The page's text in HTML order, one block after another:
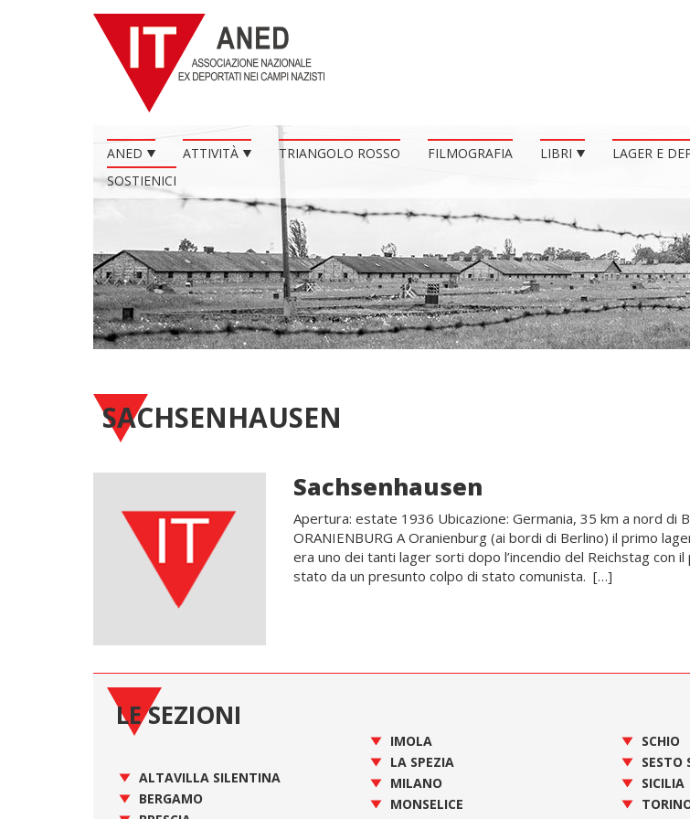
ANED ATTIVITÀ TRIANGOLO ROSSO FILMOGRAFIA LIBRI LAGER E
SOSTIENICI
SACHSENHAUSEN
Sachsenhausen
Apertura: estate 1936 Ubicazione: Germania, 35 km a nord
ORANIENBURG A Oranienburg (ai bordi di Berlino) il primo
era uno dei tanti lager sorti dopo l’incendio del Reichstag con
stato da un presunto colpo di stato comunista. […]
LE SEZIONI
ALTAVILLA SILENTINA
BERGAMO
IMOLA
LA SPEZIA
MILANO
MONSELICE
SCHIO
SESTO
SICILIA